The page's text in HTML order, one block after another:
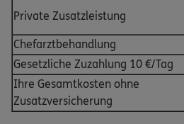
Private Zusatzleistung
Chefarztbehandlung
Gesetzliche Zuzahlung 10 €/Tag
Ihre Gesamtkosten ohne
Zusatzversicherung